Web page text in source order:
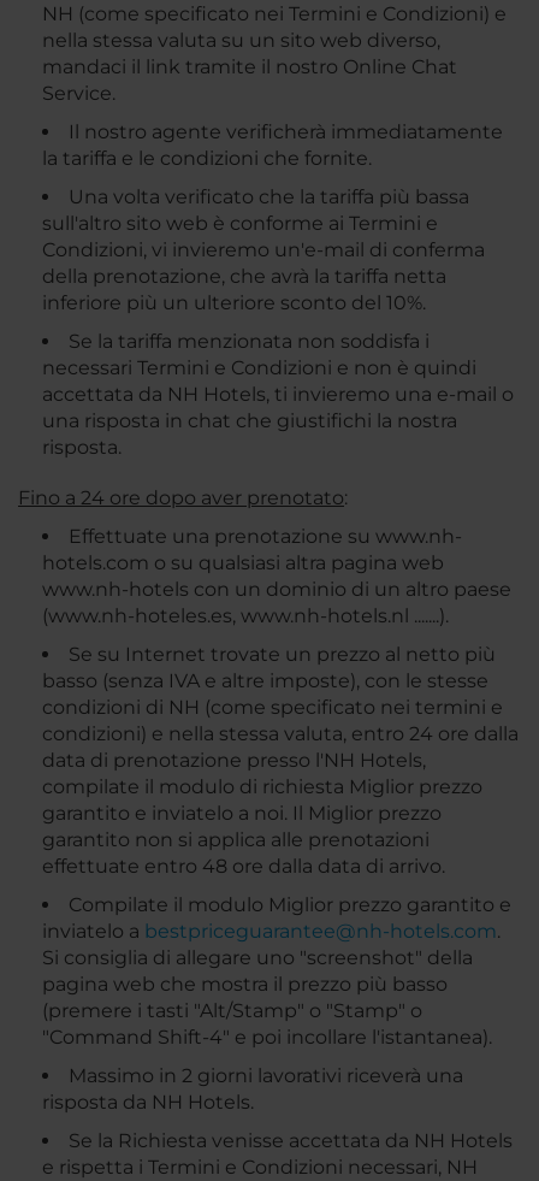
NH (come specificato nei Termini e Condizioni) e
nella stessa valuta su un sito web diverso,
mandaci il link tramite il nostro Online Chat
Service.
Il nostro agente verificherà immediatamente
la tariffa e le condizioni che fornite.
Una volta verificato che la tariffa più bassa
sull'altro sito web è conforme ai Termini e
Condizioni, vi invieremo un'e-mail di conferma
della prenotazione, che avrà la tariffa netta
inferiore più un ulteriore sconto del 10%.
Se la tariffa menzionata non soddisfa i
necessari Termini e Condizioni e non è quindi
accettata da NH Hotels, ti invieremo una e-mail o
una risposta in chat che giustifichi la nostra
risposta.
Fino a 24 ore dopo aver prenotato:
Effettuate una prenotazione su www.nh-
hotels.com o su qualsiasi altra pagina web
www.nh-hotels con un dominio di un altro paese
(www.nh-hoteles.es, www.nh-hotels.nl .......).
Se su Internet trovate un prezzo al netto più
basso (senza IVA e altre imposte), con le stesse
condizioni di NH (come specificato nei termini e
condizioni) e nella stessa valuta, entro 24 ore dalla
data di prenotazione presso l'NH Hotels,
compilate il modulo di richiesta Miglior prezzo
garantito e inviatelo a noi. Il Miglior prezzo
garantito non si applica alle prenotazioni
effettuate entro 48 ore dalla data di arrivo.
Compilate il modulo Miglior prezzo garantito e
inviatelo a bestpriceguarantee@nh-hotels.com.
Si consiglia di allegare uno "screenshot" della
pagina web che mostra il prezzo più basso
(premere i tasti "Alt/Stamp" o "Stamp" o
"Command Shift-4" e poi incollare l'istantanea).
Massimo in 2 giorni lavorativi riceverà una
risposta da NH Hotels.
Se la Richiesta venisse accettata da NH Hotels
e rispetta i Termini e Condizioni necessari, NH